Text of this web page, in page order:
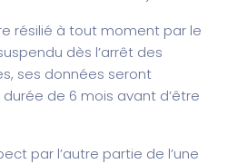
résilié à tout moment par le
dès l’arrêt des
ses données seront
de 6 mois avant d’être
par l’autre partie de l’une